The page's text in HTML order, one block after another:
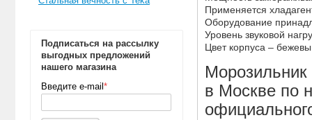
Подписаться на рассылку
выгодных предложений
нашего магазина
Введите e-mail *
Применяется
Оборудование
Уровень звуковой
Цвет корпуса –
в Москве по